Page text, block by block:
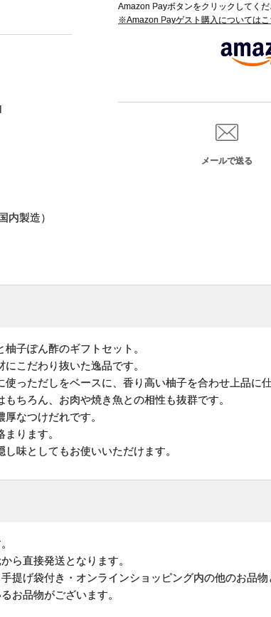
Amazon Payボタンをクリックしてくだ
※Amazon Payゲスト購入についてはこ
メールで送る
内製造）
子ぽん酢のギフトセット。
こだわり抜いた逸品です。
っただしをベースに、香り高い柚子を合わせ上品に仕
ちろん、お肉や焼き魚との相性も抜群です。
なつけだれです。
ります。
味としてもお使いいただけます。
ら直接発送となります。
提げ袋付き・オンラインショッピング内の他のお品物
お品物がございます。